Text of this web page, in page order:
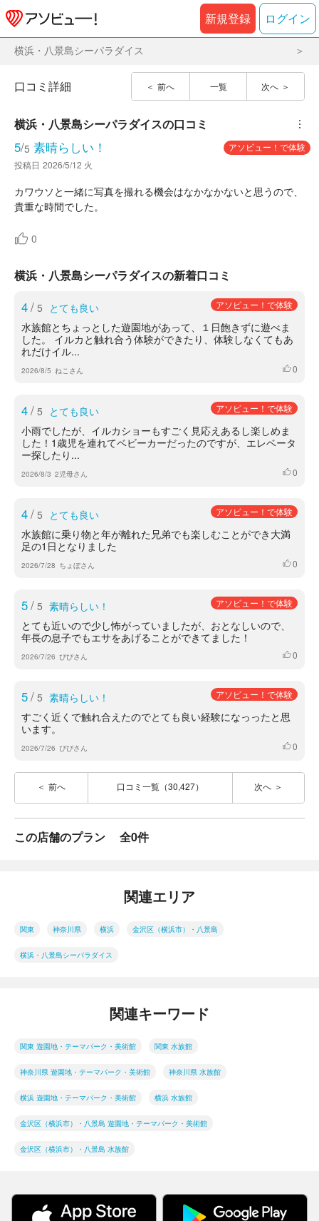
新規登録 ログイン
横浜・八景島シーパラダイス
前へ 一覧 次へ
口コミ詳細
横浜・八景島シーパラダイスの口コミ ︙
5/5 素晴らしい！
アソビュー！で体験
投稿日 2026/5/12 火
カワウソと一緒に写真を撮れる機会はなかなかないと思うので、
貴重な時間でした。
0
横浜・八景島シーパラダイスの新着口コミ
4/ 5 とても良い アソビュー！で体験
水族館とちょっとした遊園地があって、１日飽きずに遊べま
した。 イルカと触れ合う体験ができたり、体験しなくてもあ
れだけイル...
2026/8/5 ねこさん いいね
0
4/ 5 とても良い アソビュー！で体験
小雨でしたが、イルカショーもすごく見応えあるし楽しめま
した！1歳児を連れてベビーカーだったのですが、エレベータ
ー探したり...
2026/8/3 2児母さん いいね
0
4/ 5 とても良い アソビュー！で体験
水族館に乗り物と年が離れた兄弟でも楽しむことができ大満
足の1日となりました
2026/7/28 ちょぼさん いいね
0
5/ 5 素晴らしい！ アソビュー！で体験
とても近いので少し怖がっていましたが、おとなしいので、
年長の息子でもエサをあげることができてました！
2026/7/26 ぴぴさん いいね
0
5/ 5 素晴らしい！ アソビュー！で体験
すごく近くで触れ合えたのでとても良い経験になっったと思
います。
2026/7/26 ぴぴさん いいね
0
前へ 口コミ一覧（30,427） 次へ
この店舗のプラン 全0件
関連エリア
関東 神奈川県 横浜 金沢区（横浜市）・八景島
横浜・八景島シーパラダイス
関連キーワード
関東 遊園地・テーマパーク・美術館 関東 水族館
神奈川県 遊園地・テーマパーク・美術館 神奈川県 水族館
横浜 遊園地・テーマパーク・美術館 横浜 水族館
金沢区（横浜市）・八景島 遊園地・テーマパーク・美術館
金沢区（横浜市）・八景島 水族館